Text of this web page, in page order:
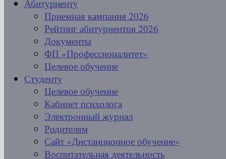
Абитуриенту
Приемная кампания 2026
Рейтинг абитуриентов 2026
Документы
ФП «Профессионалитет»
Целевое обучение
Студенту
Целевое обучение
Кабинет психолога
Электронный журнал
Родителям
Сайт «Дистанционное обучение»
Воспитательная деятельность